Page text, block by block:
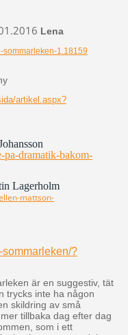
Lena
sommarleken-1.18159
artikel.aspx?
pa-dramatik-bakom-
Lagerholm
mattson-
?
är en suggestiv, tät
trycks inte ha någon
skildring av små
tillbaka dag efter dag
som i ett